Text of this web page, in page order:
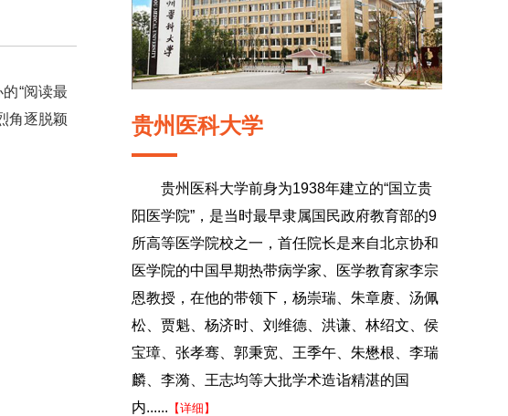
“阅读最
角逐脱颖
贵州医科大学
贵州医科大学前身为1938年建立的“国立贵
阳医学院”，是当时最早隶属国民政府教育部的9
所高等医学院校之一，首任院长是来自北京协和
医学院的中国早期热带病学家、医学教育家李宗
恩教授，在他的带领下，杨崇瑞、朱章赓、汤佩
松、贾魁、杨济时、刘维德、洪谦、林绍文、侯
宝璋、张孝骞、郭秉宽、王季午、朱懋根、李瑞
麟、李漪、王志均等大批学术造诣精湛的国
内...... 【详细】